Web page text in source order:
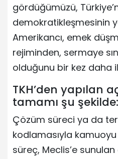
gördüğümüzü,
demokratikleşmesinin
Amerikancı, emek
rejiminden, sermaye
olduğunu bir kez daha
TKH’den yapılan
tamamı şu şekilde:
Çözüm süreci ya da
kodlamasıyla
süreç, Meclis’e